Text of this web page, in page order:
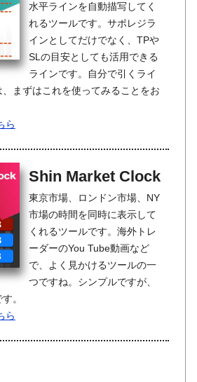
水平ラインを自動描写してく
れるツールです。サポレジラ
インとしてだけでなく、TPや
SLの目安としても活用できる
ラインです。自分で引くライ
まずはこれを使ってみることをお
ら
Shin Market Clock
東京市場、ロンドン市場、NY
市場の時間を同時に表示して
くれるツールです。海外トレ
ーダーのYou Tube動画など
で、よく見かけるツールの一
つですね。シンプルですが、
。
ら